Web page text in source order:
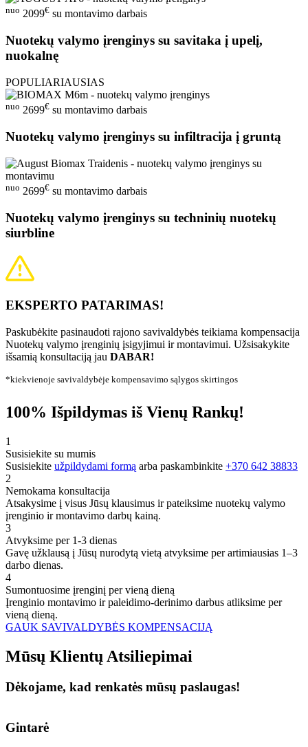
nuo 2099€ su montavimo darbais
Nuotekų valymo įrenginys su savitaka į upelį,
nuokalnę
POPULIARIAUSIAS
nuo 2699€ su montavimo darbais
Nuotekų valymo įrenginys su infiltracija į gruntą
nuo 2699€ su montavimo darbais
Nuotekų valymo įrenginys su techninių nuotekų
siurbline
EKSPERTO PATARIMAS!
Paskubėkite pasinaudoti rajono savivaldybės teikiama kompensacija
Nuotekų valymo įrenginių įsigyjimui ir montavimui. Užsisakykite
išsamią konsultaciją jau DABAR!
*kiekvienoje savivaldybėje kompensavimo sąlygos skirtingos
100% Išpildymas iš Vienų Rankų!
1
Susisiekite su mumis
Susisiekite užpildydami formą arba paskambinkite +370 642 38833
2
Nemokama konsultacija
Atsakysime į visus Jūsų klausimus ir pateiksime nuotekų valymo
įrenginio ir montavimo darbų kainą.
3
Atvyksime per 1-3 dienas
Gavę užklausą į Jūsų nurodytą vietą atvyksime per artimiausias 1–3
darbo dienas.
4
Sumontuosime įrenginį per vieną dieną
Įrenginio montavimo ir paleidimo-derinimo darbus atliksime per
vieną dieną.
GAUK SAVIVALDYBĖS KOMPENSACIJĄ
Mūsų Klientų Atsiliepimai
Dėkojame, kad renkatės mūsų paslaugas!
Gintarė